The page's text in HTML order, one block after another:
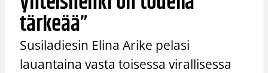
tärkeää”
Susiladiesin Elina Arike pelasi
lauantaina vasta toisessa virallisessa